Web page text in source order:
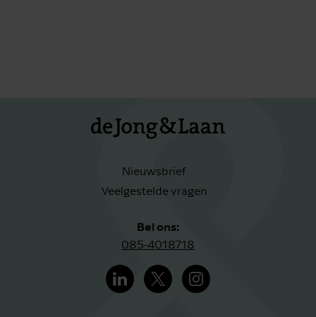
Nieuwsbrief
Veelgestelde vragen
Bel ons:
085-4018718